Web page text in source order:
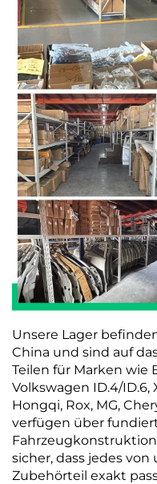
Unsere Lager
China und sind auf
Teilen für Marken wie
Volkswagen ID.4/ID.6,
Hongqi, Rox, MG,
verfügen über
sicher, dass jedes
Zubehörteil exakt